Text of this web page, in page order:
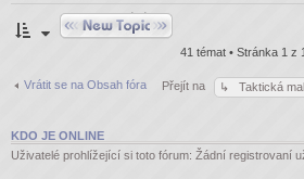
Odeslat nové téma
41 témat • Stránka 1 z 1
Vrátit se na Obsah fóra Přejít na
KDO JE ONLINE
Uživatelé prohlížející si toto fórum: Žádní registrovaní